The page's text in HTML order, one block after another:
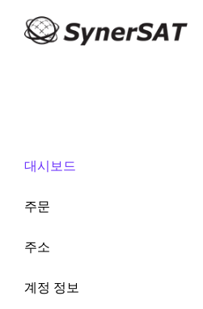
대시보드
주문
주소
계정 정보